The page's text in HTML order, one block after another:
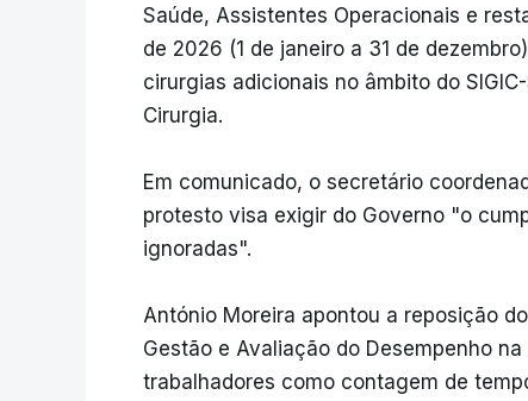
Saúde, Assistentes Operacionais e
de 2026 (1 de janeiro a 31 de
cirurgias adicionais no âmbito do
Cirurgia.
Em comunicado, o secretário
protesto visa exigir do Governo "o
ignoradas".
António Moreira apontou a reposição
Gestão e Avaliação do Desempenho
trabalhadores como contagem de